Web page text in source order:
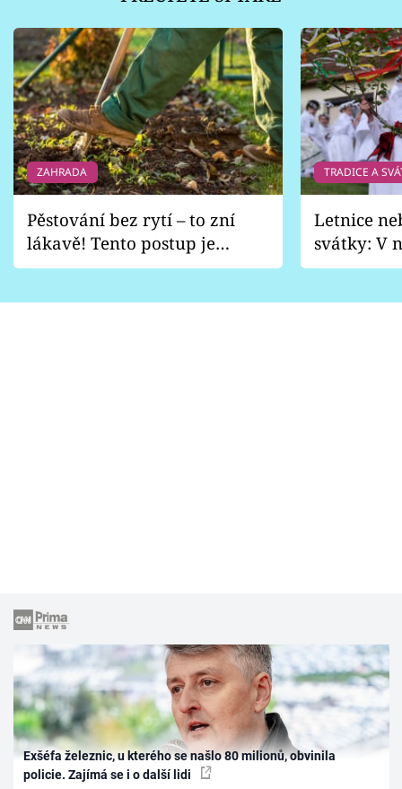
ZAHRADA
Pěstování bez rytí – to zní
lákavě! Tento postup je
vhodný jen pro některé
TRADICE A
Letnice
svátky: V
pondělí
Exšéfa železnic, u kterého se našlo 80 milionů, obvinila
policie. Zajímá se i o další lidi